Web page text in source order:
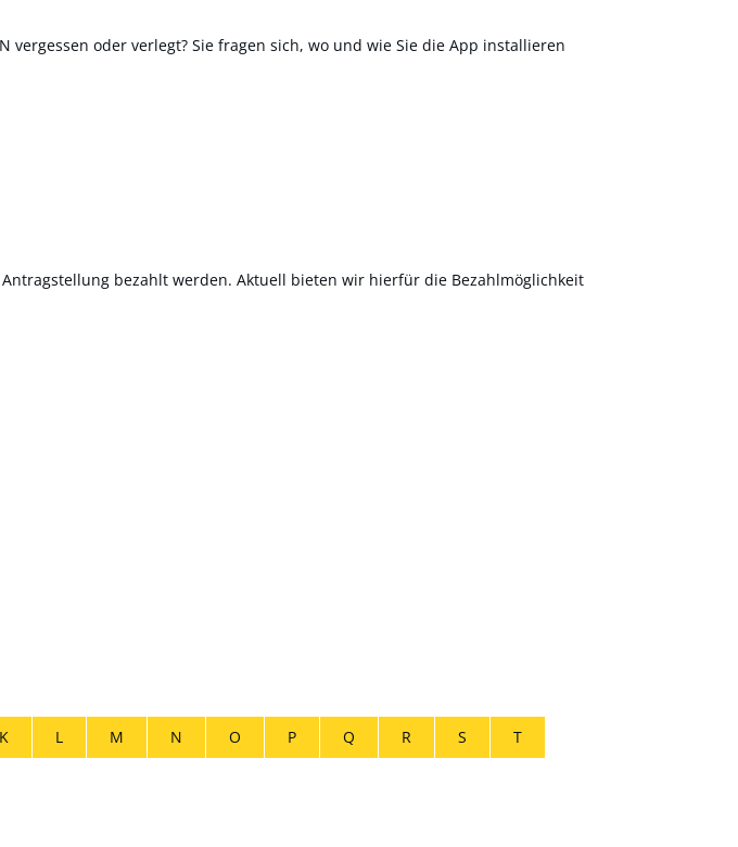
oder verlegt? Sie fragen sich, wo und wie Sie die App installieren
bezahlt werden. Aktuell bieten wir hierfür die Bezahlmöglichkeit
K L M N O P Q R S T